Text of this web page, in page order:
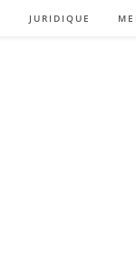
JURIDIQUE